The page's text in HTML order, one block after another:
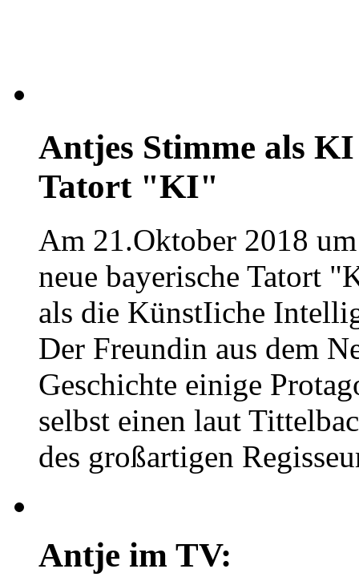
Antjes Stimme als
Tatort "KI"
Am 21.Oktober 2018
neue bayerische Tatort
als die KünstIiche
Der Freundin aus dem
Geschichte einige
selbst einen laut
des großartigen
Antje im TV: